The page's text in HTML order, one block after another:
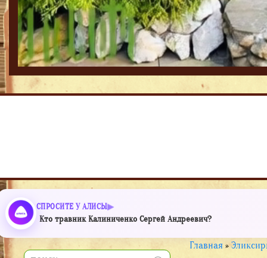
СПРОСИТЕ У АЛИСЫ
Кто травник Калиниченко Сергей Андреевич?
Главная »